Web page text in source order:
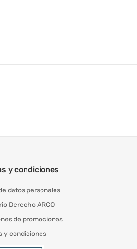
y condiciones
datos personales
Derecho ARCO
de promociones
y condiciones